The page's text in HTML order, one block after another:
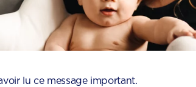
lu ce message important.